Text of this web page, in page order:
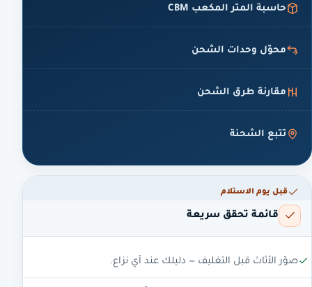
حاسبة المتر المكعب CBM
محوّل وحدات الشحن
مقارنة طرق الشحن
تتبع الشحنة
قبل يوم الاستلام
قائمة تحقق سريعة
صوّر الأثاث قبل التغليف — دليلك عند أي نزاع.